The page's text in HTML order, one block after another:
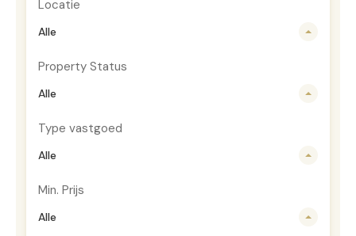
Locatie
Alle
Property Status
Alle
Type vastgoed
Alle
Min. Prijs
Alle